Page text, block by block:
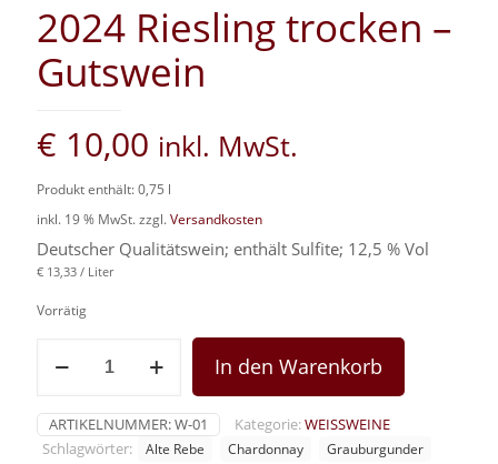
2024 Riesling trocken –
Gutswein
€ 10,00 inkl. MwSt.
Produkt enthält: 0,75 l
inkl. 19 % MwSt. zzgl. Versandkosten
Deutscher Qualitätswein; enthält Sulfite; 12,5 % Vol
€ 13,33 / Liter
Vorrätig
Riesling
-
Gutswein
Menge
In den Warenkorb
ARTIKELNUMMER:W-01 Kategorie:WEISSWEINE
Schlagwörter:
Alte Rebe Chardonnay
Grauburgunder